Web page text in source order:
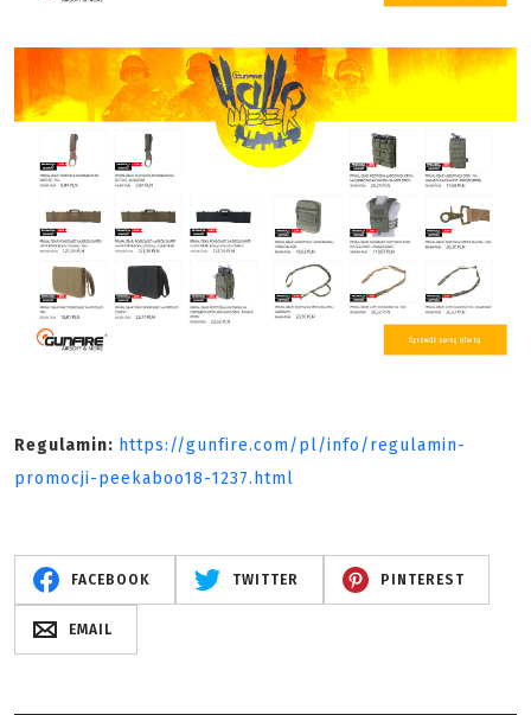
Regulamin: https://gunfire.com/pl/info/regulamin-
promocji-peekaboo18-1237.html
FACEBOOK TWITTER PINTEREST
EMAIL